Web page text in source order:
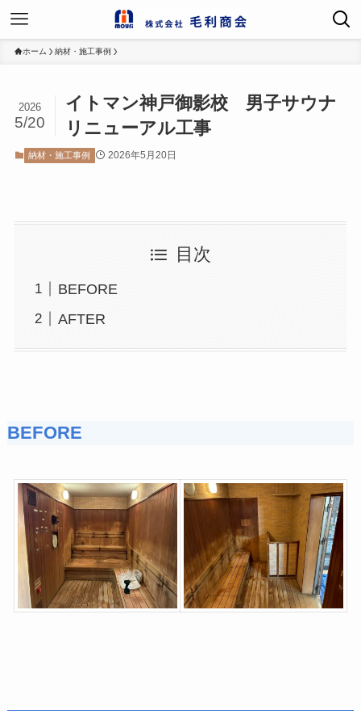
ホーム 納材・施工事例
イトマン神戸御影校 男子サウナ
リニューアル工事
2026
5/20
納材・施工事例 2026年5月20日
目次
BEFORE
AFTER
BEFORE